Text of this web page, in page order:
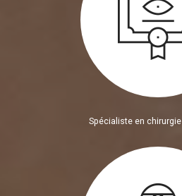
Spécialiste en chirurgie